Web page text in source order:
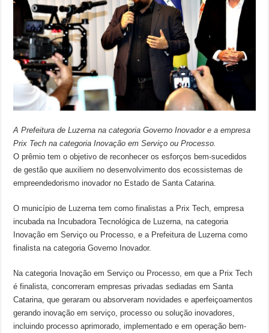
A Prefeitura de Luzerna na categoria Governo Inovador e a empresa
Prix Tech na categoria Inovação em Serviço ou Processo.
O prêmio tem o objetivo de reconhecer os esforços bem-sucedidos
de gestão que auxiliem no desenvolvimento dos ecossistemas de
empreendedorismo inovador no Estado de Santa Catarina.
O município de Luzerna tem como finalistas a Prix Tech, empresa
incubada na Incubadora Tecnológica de Luzerna, na categoria
Inovação em Serviço ou Processo, e a Prefeitura de Luzerna como
finalista na categoria Governo Inovador.
Na categoria Inovação em Serviço ou Processo, em que a Prix Tech
é finalista, concorreram empresas privadas sediadas em Santa
Catarina, que geraram ou absorveram novidades e aperfeiçoamentos
gerando inovação em serviço, processo ou solução inovadores,
incluindo processo aprimorado, implementado e em operação bem-